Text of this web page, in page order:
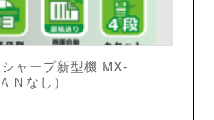
シャープ新型機 MX-
Ｎなし）